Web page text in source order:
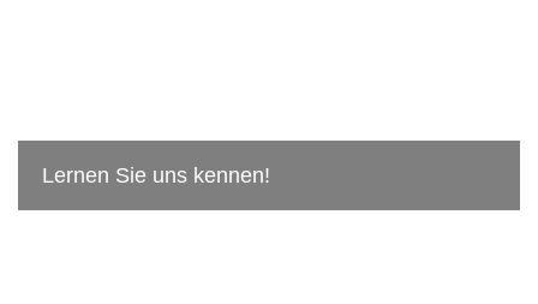
Lernen Sie uns kennen!